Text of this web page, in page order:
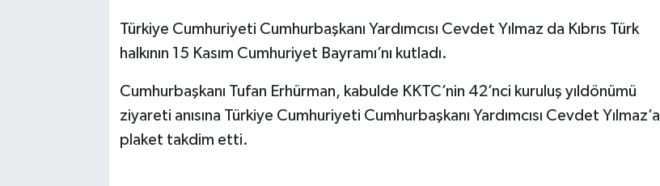
Türkiye Cumhuriyeti Cumhurbaşkanı Yardımcısı Cevdet Yılmaz da Kıbrıs Türk
halkının 15 Kasım Cumhuriyet Bayramı’nı kutladı.
Cumhurbaşkanı Tufan Erhürman, kabulde KKTC’nin 42’nci kuruluş yıldönümü
ziyareti anısına Türkiye Cumhuriyeti Cumhurbaşkanı Yardımcısı Cevdet Yılmaz’a
plaket takdim etti.